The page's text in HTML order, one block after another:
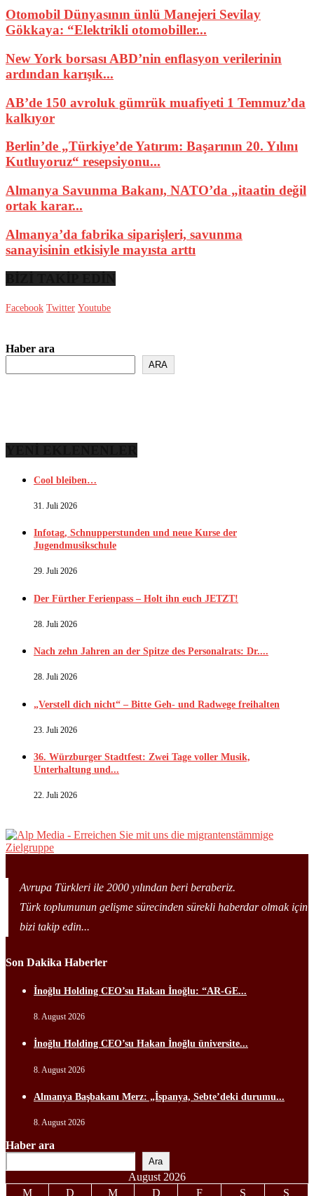
Otomobil Dünyasının ünlü Manejeri Sevilay
Gökkaya: “Elektrikli otomobiller...
New York borsası ABD’nin enflasyon verilerinin
ardından karışık...
AB’de 150 avroluk gümrük muafiyeti 1 Temmuz’da
kalkıyor
Berlin’de „Türkiye’de Yatırım: Başarının 20. Yılını
Kutluyoruz“ resepsiyonu...
Almanya Savunma Bakanı, NATO’da „itaatin değil
ortak karar...
Almanya’da fabrika siparişleri, savunma
sanayisinin etkisiyle mayısta arttı
Facebook Twitter Youtube
Haber ara
ARA
Cool bleiben…
31. Juli 2026
Infotag, Schnupperstunden und neue Kurse der
Jugendmusikschule
29. Juli 2026
Der Fürther Ferienpass – Holt ihn euch JETZT!
28. Juli 2026
Nach zehn Jahren an der Spitze des Personalrats: Dr....
28. Juli 2026
„Verstell dich nicht“ – Bitte Geh- und Radwege freihalten
23. Juli 2026
36. Würzburger Stadtfest: Zwei Tage voller Musik,
Unterhaltung und...
22. Juli 2026
Avrupa Türkleri ile 2000 yılından beri beraberiz.
Türk toplumunun gelişme sürecinden sürekli haberdar olmak için
bizi takip edin...
Son Dakika Haberler
İnoğlu Holding CEO’su Hakan İnoğlu: “AR-GE...
8. August 2026
İnoğlu Holding CEO’su Hakan İnoğlu üniversite...
8. August 2026
Almanya Başbakanı Merz: „İspanya, Sebte’deki durumu...
8. August 2026
Haber ara
Ara
August 2026
M
D M D F S
S